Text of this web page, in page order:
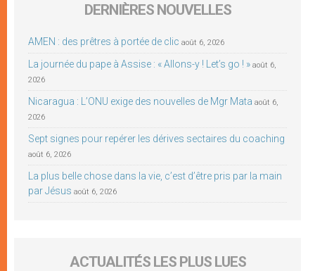
DERNIÈRES NOUVELLES
AMEN : des prêtres à portée de clic août 6, 2026
La journée du pape à Assise : « Allons-y ! Let’s go ! » août 6,
2026
Nicaragua : L’ONU exige des nouvelles de Mgr Mata août 6,
2026
Sept signes pour repérer les dérives sectaires du coaching
août 6, 2026
La plus belle chose dans la vie, c’est d’être pris par la main
par Jésus août 6, 2026
ACTUALITÉS LES PLUS LUES